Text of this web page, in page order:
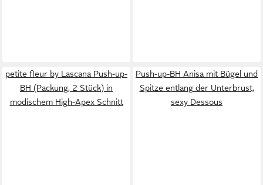
petite fleur by Lascana Push-up-
BH (Packung, 2 Stück) in
modischem High-Apex Schnitt
Push-up-BH Anisa mit Bügel und
Spitze entlang der Unterbrust,
sexy Dessous